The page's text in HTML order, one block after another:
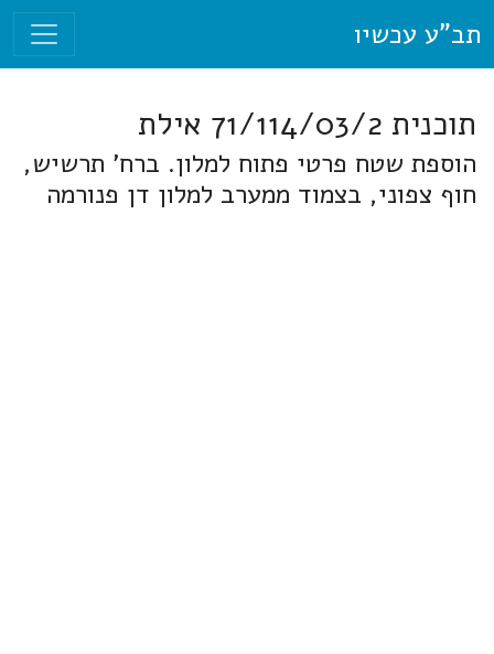
תב"ע עכשיו
תוכנית 71/114/03/2 אילת
הוספת שטח פרטי פתוח למלון. ברח' תרשיש,
חוף צפוני, בצמוד ממערב למלון דן פנורמה